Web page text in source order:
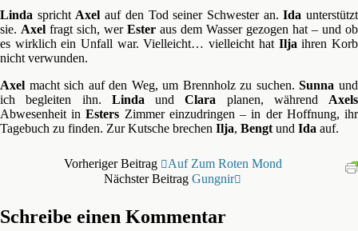
Linda spricht Axel auf den Tod seiner Schwester an.Ida unterstützt
sie. Axel fragt sich, wer Ester aus dem Wasser gezogen hat – und ob
es wirklich ein Unfall war. Vielleicht… vielleicht hat Ilja ihren Korb
nicht verwunden.
Axel macht sich auf den Weg, um Brennholz zu suchen.Sunna und
ich begleiten ihn. Linda undClara planen, während Axels
Abwesenheit inEsters Zimmer einzudringen – in der Hoffnung, ihr
Tagebuch zu finden. Zur Kutsche brechen Ilja, Bengt und Ida auf.
Vorheriger Beitrag
Auf Zum Roten Mond
Nächster Beitrag Gungnir
Schreibe einen Kommentar